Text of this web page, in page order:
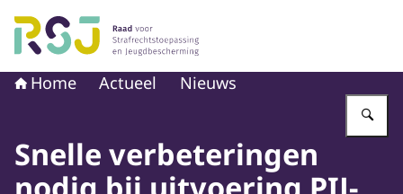
Naar de homepage van Raad voor
Home Actueel Nieuws
Snelle verbeteringen